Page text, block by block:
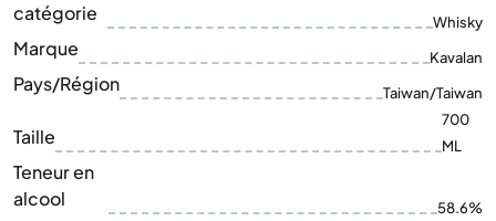
catégorie
Whisky
Marque Kavalan
Pays/Région Taiwan/Taiwan
Taille
700
ML
Teneur en
alcool
58.6%